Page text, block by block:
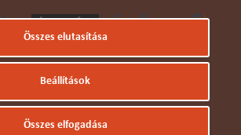
Készítette:I.T.C. Kft.
Összes elutasítása
Beállítások
Összes elfogadása